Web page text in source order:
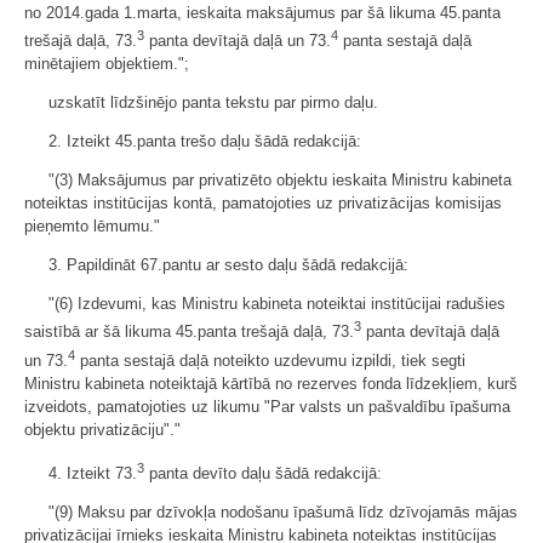
no 2014.gada 1.marta, ieskaita maksājumus par šā likuma 45.panta
trešajā daļā, 73.3 panta devītajā daļā un 73.4 panta sestajā daļā
minētajiem objektiem.";
uzskatīt līdzšinējo panta tekstu par pirmo daļu.
2. Izteikt 45.panta trešo daļu šādā redakcijā:
"(3) Maksājumus par privatizēto objektu ieskaita Ministru kabineta
noteiktas institūcijas kontā, pamatojoties uz privatizācijas komisijas
pieņemto lēmumu."
3. Papildināt 67.pantu ar sesto daļu šādā redakcijā:
"(6) Izdevumi, kas Ministru kabineta noteiktai institūcijai radušies
saistībā ar šā likuma 45.panta trešajā daļā, 73.3 panta devītajā daļā
un 73. 4 panta sestajā daļā noteikto uzdevumu izpildi, tiek segti
Ministru kabineta noteiktajā kārtībā no rezerves fonda līdzekļiem, kurš
izveidots, pamatojoties uz likumu "Par valsts un pašvaldību īpašuma
objektu privatizāciju"."
4. Izteikt 73.3 panta devīto daļu šādā redakcijā:
"(9) Maksu par dzīvokļa nodošanu īpašumā līdz dzīvojamās mājas
privatizācijai īrnieks ieskaita Ministru kabineta noteiktas institūcijas